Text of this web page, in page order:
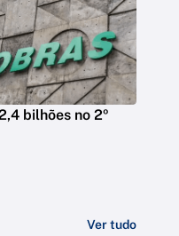
bilhões no 2º
Ver tudo